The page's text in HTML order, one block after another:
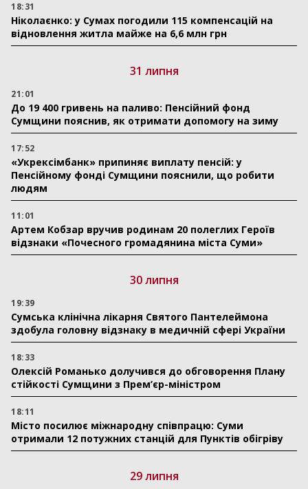
18:31
Ніколаєнко: у Сумах погодили 115 компенсацій на
відновлення житла майже на 6,6 млн грн
31 липня
21:01
До 19 400 гривень на паливо: Пенсійний фонд
Сумщини пояснив, як отримати допомогу на зиму
17:52
«Укрексімбанк» припиняє виплату пенсій: у
Пенсійному фонді Сумщини пояснили, що робити
людям
11:01
Артем Кобзар вручив родинам 20 полеглих Героїв
відзнаки «Почесного громадянина міста Суми»
30 липня
19:39
Сумська клінічна лікарня Святого Пантелеймона
здобула головну відзнаку в медичній сфері України
18:33
Олексій Романько долучився до обговорення Плану
стійкості Сумщини з Прем’єр-міністром
18:11
Місто посилює міжнародну співпрацю: Суми
отримали 12 потужних станцій для Пунктів обігріву
29 липня